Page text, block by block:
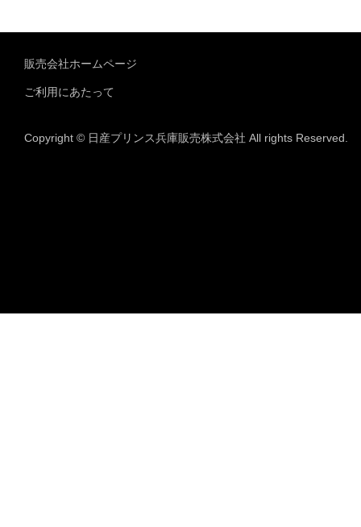
販売会社ホームページ
ご利用にあたって
Copyright © 日産プリンス兵庫販売株式会社 All rights Reserved.